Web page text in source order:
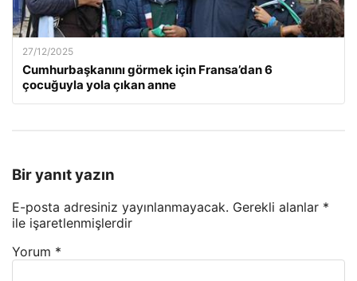
27/12/2025
Cumhurbaşkanını görmek için Fransa’dan 6
çocuğuyla yola çıkan anne
Bir yanıt yazın
E-posta adresiniz yayınlanmayacak. Gerekli alanlar *
ile işaretlenmişlerdir
Yorum *